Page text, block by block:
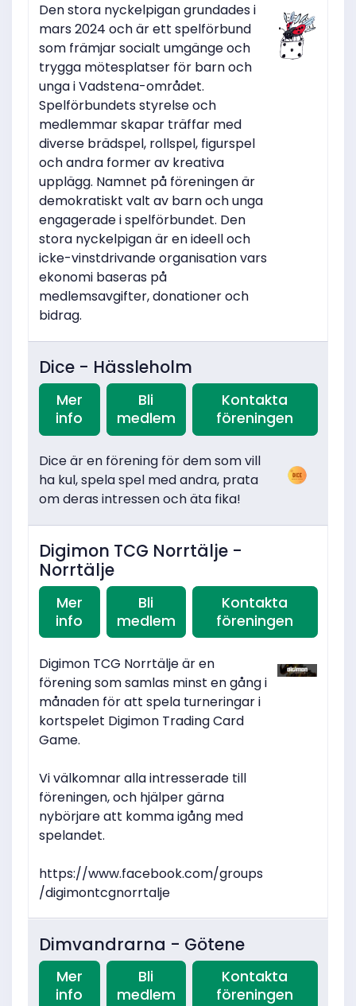
Den stora nyckelpigan grundades i
mars 2024 och är ett spelförbund
som främjar socialt umgänge och
trygga mötesplatser för barn och
unga i Vadstena-området.
Spelförbundets styrelse och
medlemmar skapar träffar med
diverse brädspel, rollspel, figurspel
och andra former av kreativa
upplägg. Namnet på föreningen är
demokratiskt valt av barn och unga
engagerade i spelförbundet. Den
stora nyckelpigan är en ideell och
icke-vinstdrivande organisation vars
ekonomi baseras på
medlemsavgifter, donationer och
bidrag.
Dice - Hässleholm
Mer
info
Bli
medlem
Kontakta
föreningen
Dice är en förening för dem som vill
ha kul, spela spel med andra, prata
om deras intressen och äta fika!
Digimon TCG Norrtälje -
Norrtälje
Mer
info
Bli
medlem
Kontakta
föreningen
Digimon TCG Norrtälje är en
förening som samlas minst en gång i
månaden för att spela turneringar i
kortspelet Digimon Trading Card
Game.
Vi välkomnar alla intresserade till
föreningen, och hjälper gärna
nybörjare att komma igång med
spelandet.
https://www.facebook.com/groups
/digimontcgnorrtalje
Dimvandrarna - Götene
Mer
info
Bli
medlem
Kontakta
föreningen